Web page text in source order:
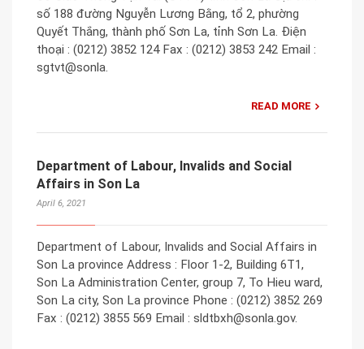
số 188 đường Nguyễn Lương Bằng, tổ 2, phường
Quyết Thắng, thành phố Sơn La, tỉnh Sơn La. Điện
thoại : (0212) 3852 124 Fax : (0212) 3853 242 Email :
sgtvt@sonla.
READ MORE
Department of Labour, Invalids and Social
Affairs in Son La
April 6, 2021
Department of Labour, Invalids and Social Affairs in
Son La province Address : Floor 1-2, Building 6T1,
Son La Administration Center, group 7, To Hieu ward,
Son La city, Son La province Phone : (0212) 3852 269
Fax : (0212) 3855 569 Email : sldtbxh@sonla.gov.